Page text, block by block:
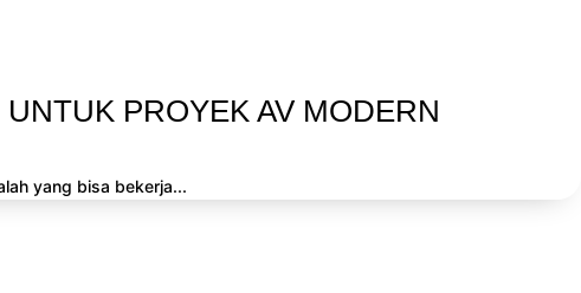
PROYEK AV MODERN
yang bisa bekerja...